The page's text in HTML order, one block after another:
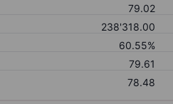
79.02
238'318.00
60.55%
79.61
78.48